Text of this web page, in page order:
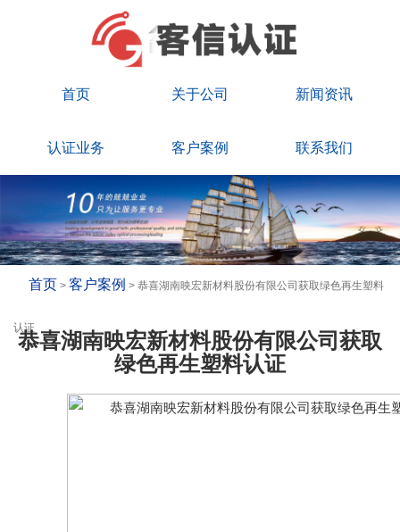
首页 关于公司 新闻资讯
认证业务 客户案例 联系我们
首页 > 客户案例 > 恭喜湖南映宏新材料股份有限公司获取绿色再生塑料
认证
恭喜湖南映宏新材料股份有限公司获取
绿色再生塑料认证